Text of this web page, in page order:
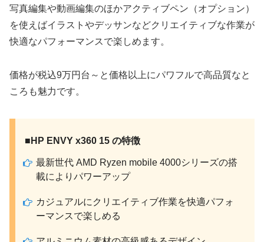
写真編集や動画編集のほかアクティブペン（オプション）
を使えばイラストやデッサンなどクリエイティブな作業が
快適なパフォーマンスで楽しめます。
価格が税込9万円台～と価格以上にパワフルで高品質なと
ころも魅力です。
■HP ENVY x360 15 の特徴
最新世代 AMD Ryzen mobile 4000シリーズの搭
載によりパワーアップ
カジュアルにクリエイティブ作業を快適パフォ
ーマンスで楽しめる